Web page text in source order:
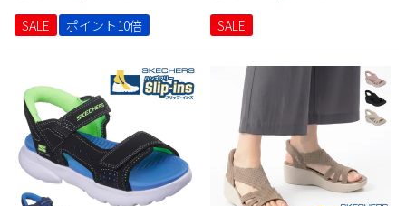
SALE
ポイント10倍
SALE